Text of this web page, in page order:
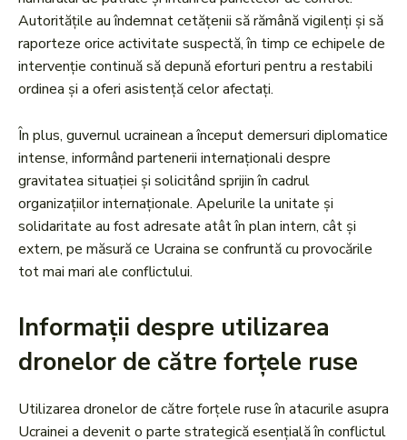
Autoritățile au îndemnat cetățenii să rămână vigilenți și să
raporteze orice activitate suspectă, în timp ce echipele de
intervenție continuă să depună eforturi pentru a restabili
ordinea și a oferi asistență celor afectați.
În plus, guvernul ucrainean a început demersuri diplomatice
intense, informând partenerii internaționali despre
gravitatea situației și solicitând sprijin în cadrul
organizațiilor internaționale. Apelurile la unitate și
solidaritate au fost adresate atât în plan intern, cât și
extern, pe măsură ce Ucraina se confruntă cu provocările
tot mai mari ale conflictului.
Informații despre utilizarea
dronelor de către forțele ruse
Utilizarea dronelor de către forțele ruse în atacurile asupra
Ucrainei a devenit o parte strategică esențială în conflictul